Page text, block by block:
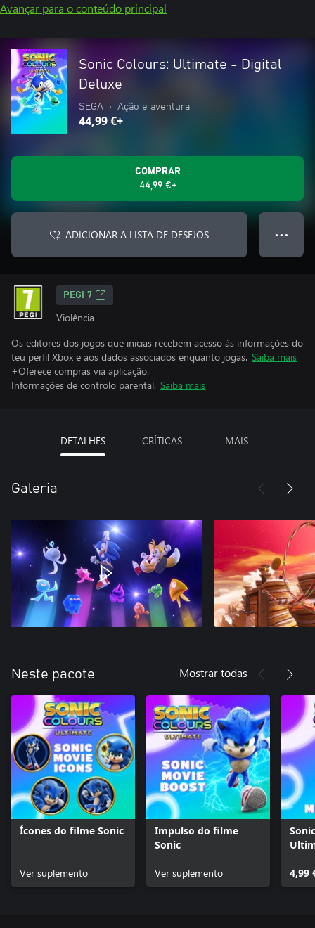
Avançar para o conteúdo principal
Sonic Colours: Ultimate - Digital
Deluxe
SEGA • Ação e aventura
44,99 €+
COMPRAR
44,99 €+
ADICIONAR A LISTA DE DESEJOS ● ● ●
PEGI 7
Violência
Os editores dos jogos que inicias recebem acesso às informações do
teu perfil Xbox e aos dados associados enquanto jogas. Saiba mais
+Oferece compras via aplicação.
Informações de controlo parental. Saiba mais
DETALHES CRÍTICAS MAIS
Galeria
Neste pacote Mostrar todas
Ícones do filme Sonic
Ver suplemento
Impulso do filme
Sonic
Ver suplemento
4,99